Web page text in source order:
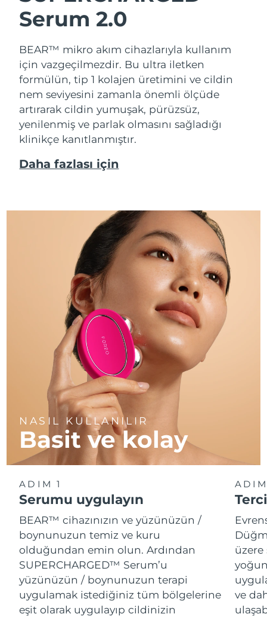
Serum 2.0
BEAR™ mikro akım cihazlarıyla kullanım
için vazgeçilmezdir. Bu ultra iletken
formülün, tip 1 kolajen üretimini ve cildin
nem seviyesini zamanla önemli ölçüde
artırarak cildin yumuşak, pürüzsüz,
yenilenmiş ve parlak olmasını sağladığı
klinikçe kanıtlanmıştır.
Daha fazlası için
NASIL KULLANILIR
Basit ve kolay
ADIM 1
Serumu uygulayın
BEAR™ cihazınızın ve yüzünüzün /
boynunuzun temiz ve kuru
olduğundan emin olun. Ardından
SUPERCHARGED™ Serum’u
yüzünüzün / boynunuzun terapi
uygulamak istediğiniz tüm bölgelerine
eşit olarak uygulayıp cildinizin
üzere
ve